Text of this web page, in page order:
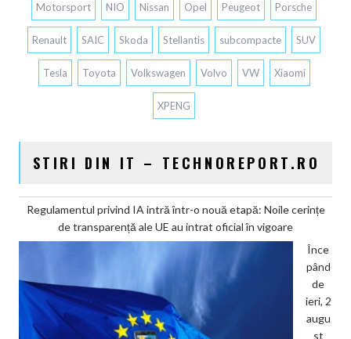
Motorsport NIO Nissan Opel Peugeot Porsche
Renault SAIC Skoda Stellantis subcompacte SUV
Tesla Toyota Volkswagen Volvo VW Xiaomi
XPENG
STIRI DIN IT – TECHNOREPORT.RO
Regulamentul privind IA intră într-o nouă etapă: Noile cerințe
de transparență ale UE au intrat oficial în vigoare
Înce
pând
de
ieri, 2
augu
st